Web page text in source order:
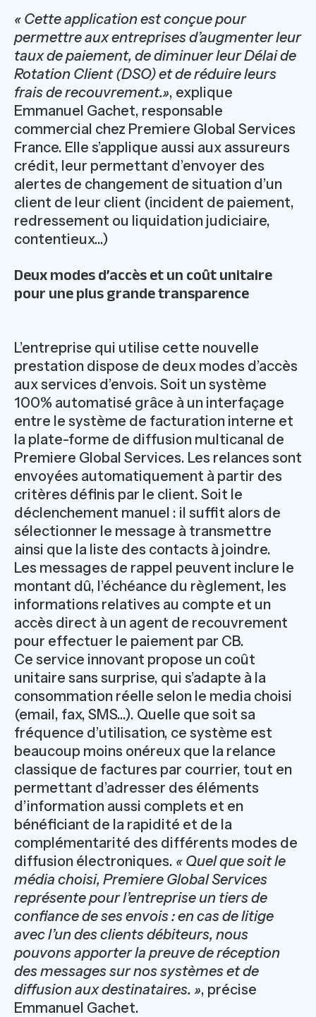
« Cette application est conçue pour
permettre aux entreprises d’augmenter leur
taux de paiement, de diminuer leur Délai de
Rotation Client (DSO) et de réduire leurs
frais de recouvrement.», explique
Emmanuel Gachet, responsable
commercial chez Premiere Global Services
France. Elle s’applique aussi aux assureurs
crédit, leur permettant d’envoyer des
alertes de changement de situation d’un
client de leur client (incident de paiement,
redressement ou liquidation judiciaire,
contentieux...)
Deux modes d’accès et un coût unitaire
pour une plus grande transparence
L’entreprise qui utilise cette nouvelle
prestation dispose de deux modes d’accès
aux services d’envois. Soit un système
100% automatisé grâce à un interfaçage
entre le système de facturation interne et
la plate-forme de diffusion multicanal de
Premiere Global Services. Les relances sont
envoyées automatiquement à partir des
critères définis par le client. Soit le
déclenchement manuel : il suffit alors de
sélectionner le message à transmettre
ainsi que la liste des contacts à joindre.
Les messages de rappel peuvent inclure le
montant dû, l’échéance du règlement, les
informations relatives au compte et un
accès direct à un agent de recouvrement
pour effectuer le paiement par CB.
Ce service innovant propose un coût
unitaire sans surprise, qui s’adapte à la
consommation réelle selon le media choisi
(email, fax, SMS...). Quelle que soit sa
fréquence d’utilisation, ce système est
beaucoup moins onéreux que la relance
classique de factures par courrier, tout en
permettant d’adresser des éléments
d’information aussi complets et en
bénéficiant de la rapidité et de la
complémentarité des différents modes de
diffusion électroniques. « Quel que soit le
média choisi, Premiere Global Services
représente pour l’entreprise un tiers de
confiance de ses envois : en cas de litige
avec l’un des clients débiteurs, nous
pouvons apporter la preuve de réception
des messages sur nos systèmes et de
diffusion aux destinataires. », précise
Emmanuel Gachet.